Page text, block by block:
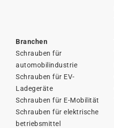
Branchen
Schrauben für
automobilindustrie
Schrauben für EV-
Ladegeräte
Schrauben für E-Mobilität
Schrauben für elektrische
betriebsmittel